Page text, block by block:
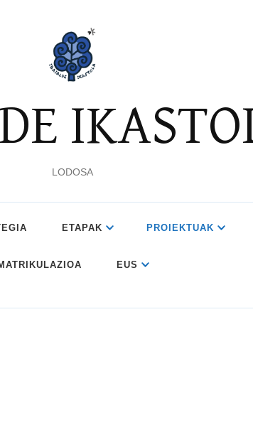
LODOSA
ETAPAK PROIEKTUAK
EUS